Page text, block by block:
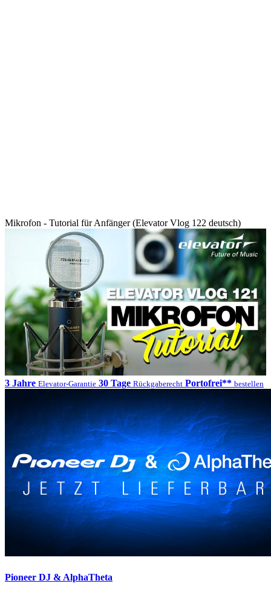
Mikrofon - Tutorial für Anfänger (Elevator Vlog 122 deutsch)
3 Jahre Elevator-Garantie 30 Tage Rückgaberecht Portofrei** bestellen
Pioneer DJ & AlphaTheta